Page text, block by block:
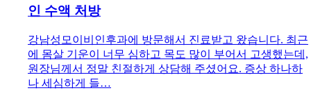
인 수액 처방
강남성모이비인후과에 방문해서 진료받고 왔습니다. 최근
에 몸살 기운이 너무 심하고 목도 많이 부어서 고생했는데,
원장님께서 정말 친절하게 상담해 주셨어요. 증상 하나하
나 세심하게 들…